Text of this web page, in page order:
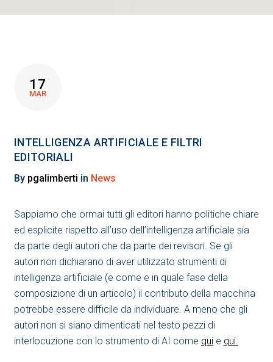
17
MAR
INTELLIGENZA ARTIFICIALE E FILTRI
EDITORIALI
By pgalimberti in News
Sappiamo che ormai tutti gli editori hanno politiche chiare
ed esplicite rispetto all’uso dell’intelligenza artificiale sia
da parte degli autori che da parte dei revisori. Se gli
autori non dichiarano di aver utilizzato strumenti di
intelligenza artificiale (e come e in quale fase della
composizione di un articolo) il contributo della macchina
potrebbe essere difficile da individuare. A meno che gli
autori non si siano dimenticati nel testo pezzi di
interlocuzione con lo strumento di AI come quie qui.